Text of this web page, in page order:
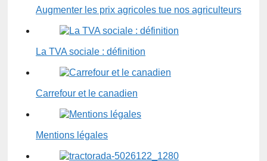
Augmenter les prix agricoles tue nos agriculteurs
La TVA sociale : définition
Carrefour et le canadien
Mentions légales